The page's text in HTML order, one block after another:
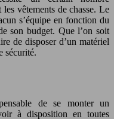
vêtements de chasse. Le
s’équipe en fonction du
son budget. Que l’on soit
de disposer d’un matériel
sécurité.
de se monter un
à disposition en toutes